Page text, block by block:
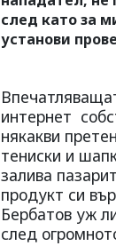
след като за
установи
интернет
някакви
тениски и
залива
продукт си
Бербатов уж
след